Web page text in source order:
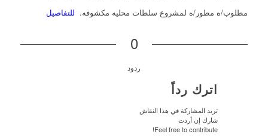
مطلوب/ه مطور/ه لمشروع سلطات محليه مكشوفه‏. ‏ للتفاصيل
0
ردود
اترك رداً
تريد المشاركة في هذا النقاش
شارك إن أردت
Feel free to contribute!